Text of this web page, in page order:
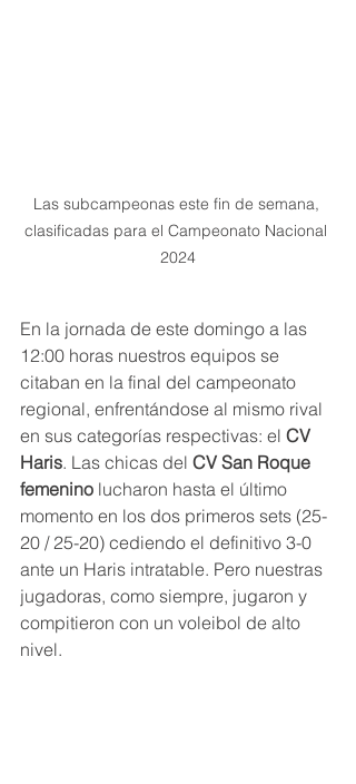
Las subcampeonas este fin de semana,
clasificadas para el Campeonato Nacional
2024
En la jornada de este domingo a las
12:00 horas nuestros equipos se
citaban en la final del campeonato
regional, enfrentándose al mismo rival
en sus categorías respectivas: el CV
Haris. Las chicas del CV San Roque
femenino lucharon hasta el último
momento en los dos primeros sets (25-
20 / 25-20) cediendo el definitivo 3-0
ante un Haris intratable. Pero nuestras
jugadoras, como siempre, jugaron y
compitieron con un voleibol de alto
nivel.